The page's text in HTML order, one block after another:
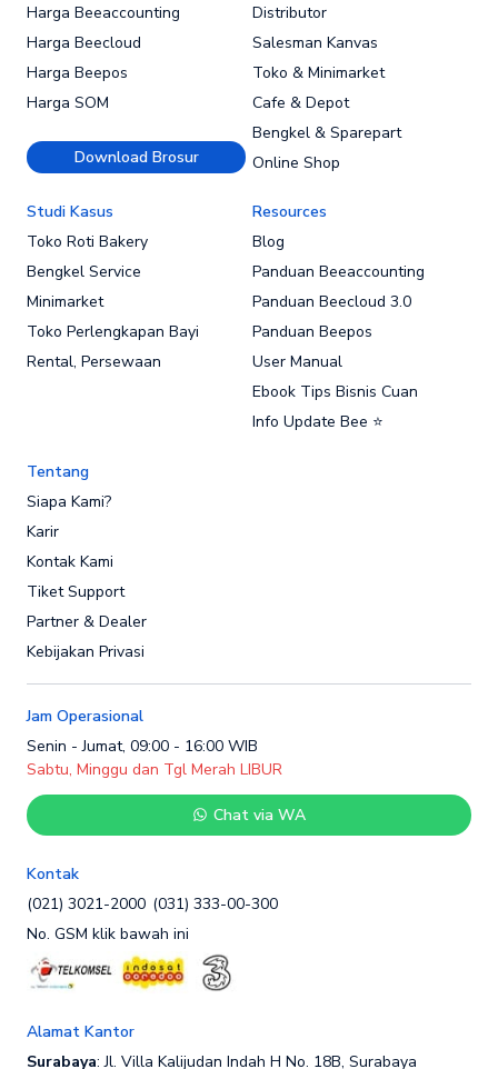
Harga Beeaccounting
Harga Beecloud
Harga Beepos
Harga SOM
Download Brosur
Distributor
Salesman Kanvas
Toko & Minimarket
Cafe & Depot
Bengkel & Sparepart
Online Shop
Studi Kasus
Toko Roti Bakery
Bengkel Service
Minimarket
Toko Perlengkapan Bayi
Rental, Persewaan
Resources
Blog
Panduan Beeaccounting
Panduan Beecloud 3.0
Panduan Beepos
User Manual
Ebook Tips Bisnis Cuan
Info Update Bee ⭐
Tentang
Siapa Kami?
Karir
Kontak Kami
Tiket Support
Partner & Dealer
Kebijakan Privasi
Jam Operasional
Senin - Jumat, 09:00 - 16:00 WIB
Sabtu, Minggu dan Tgl Merah LIBUR
Chat via WA
Kontak
(021) 3021-2000 (031) 333-00-300
No. GSM klik bawah ini
Alamat Kantor
Surabaya: Jl. Villa Kalijudan Indah H No. 18B, Surabaya